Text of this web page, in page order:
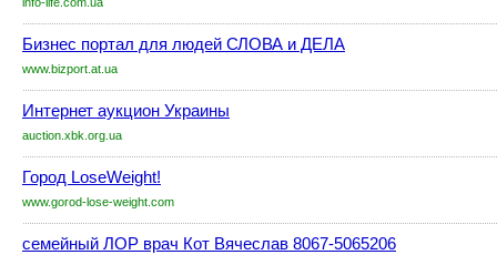
Бизнес портал для людей СЛОВА и ДЕЛА
www.bizport.at.ua
Интернет аукцион Украины
auction.xbk.org.ua
Город LoseWeight!
www.gorod-lose-weight.com
семейный ЛОР врач Кот Вячеслав 8067-5065206